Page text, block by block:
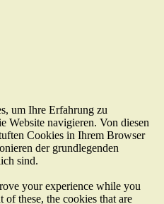
um Ihre Erfahrung zu
Website navigieren. Von diesen
Cookies in Ihrem Browser
der grundlegenden
sind.
your experience while you
these, the cookies that are